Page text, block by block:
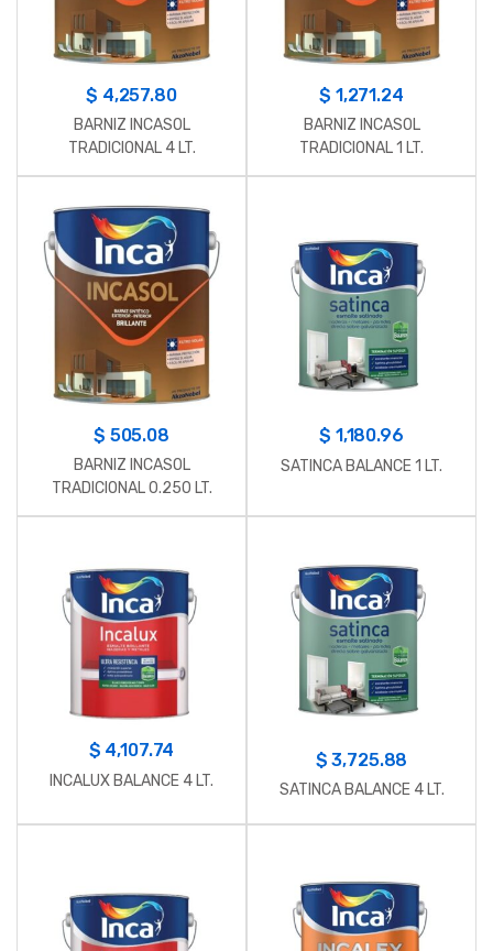
$ 4,257.80
BARNIZ INCASOL
TRADICIONAL 4 LT.
$ 1,271.24
BARNIZ INCASOL
TRADICIONAL 1 LT.
$ 505.08
BARNIZ INCASOL
TRADICIONAL 0.250 LT.
$ 1,180.96
SATINCA BALANCE 1 LT.
$ 4,107.74
INCALUX BALANCE 4 LT.
$3,725.88
SATINCA BALANCE 4 LT.